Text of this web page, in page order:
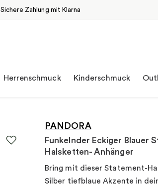
Sichere Zahlung mit Klarna
Herrenschmuck Kinderschmuck
PANDORA
Funkelnder Eckiger Blauer
Halsketten- Anhänger
Bring mit dieser Statement-
Silber tiefblaue Akzente in